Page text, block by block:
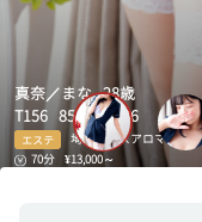
真奈／まな 28歳
T156 85(D)-58-86
エステ
埼玉ミセスアロマ
70分
¥13,000～